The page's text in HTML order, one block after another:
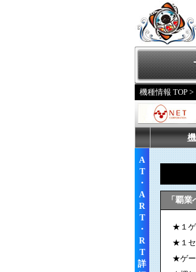
機種情報 TOP >
A
T
・
A
R
T
・
R
T
詳
「覇
★１ゲ
★１セ
★ゲー